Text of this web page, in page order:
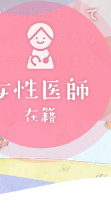
つけ医として
んの健やかな
ートします